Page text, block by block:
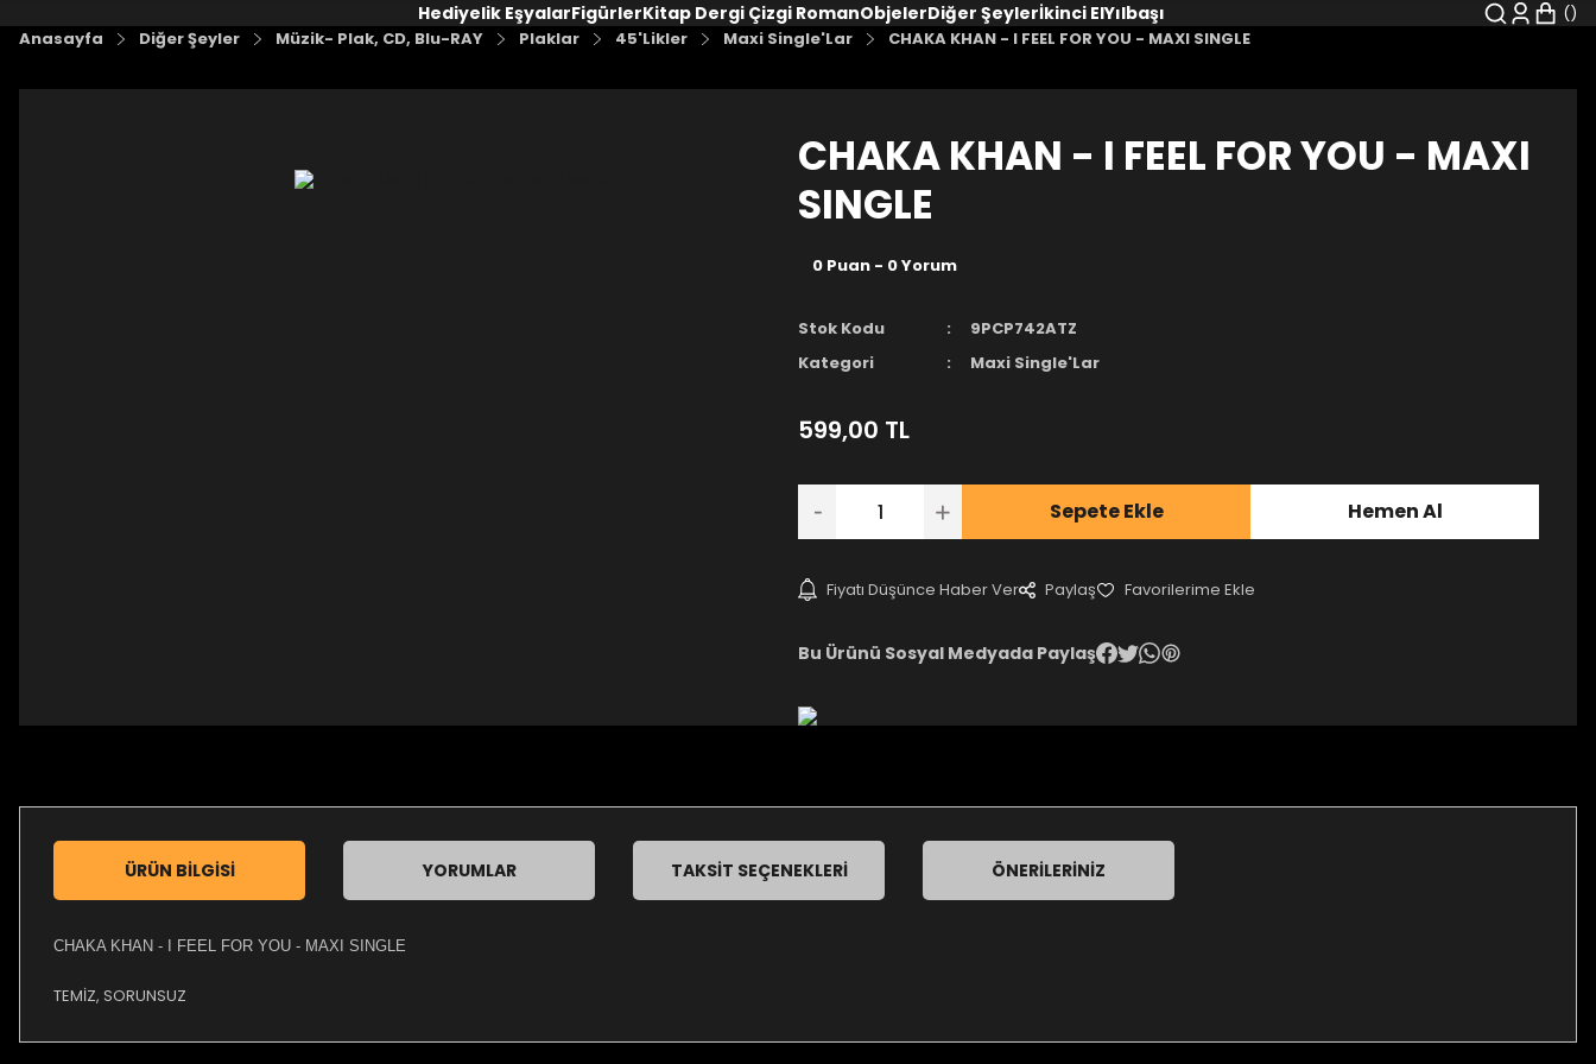
Hediyelik EşyalarFigürlerKitap Dergi Çizgi RomanObjelerDiğer Şeylerİkinci ElYılbaşı
Anasayfa Diğer Şeyler Müzik- Plak, CD, Blu-RAY Plaklar 45'Likler Maxi Single'Lar CHAKA KHAN - I FEEL FOR YOU - MAXI SINGLE
CHAKA KHAN - I FEEL FOR YOU - MAXI
SINGLE
0 Puan - 0 Yorum
Stok Kodu
9PCP742ATZ
Kategori
Maxi Single'Lar
599,00 TL
Sepete Ekle Hemen Al
Fiyatı Düşünce Haber Ver Paylaş
Bu Ürünü Sosyal Medyada Paylaş
ÜRÜN BILGISI YORUMLAR TAKSIT SEÇENEKLERI ÖNERILERINIZ
CHAKA KHAN - I FEEL FOR YOU - MAXI SINGLE
TEMİZ, SORUNSUZ